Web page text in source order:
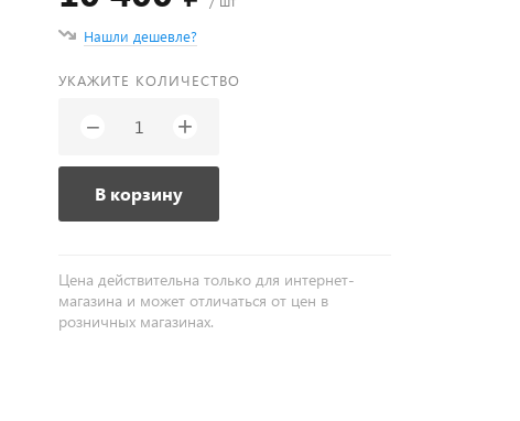
Нашли дешевле?
УКАЖИТЕ КОЛИЧЕСТВО
− +
В корзину
Цена действительна только для интернет-
магазина и может отличаться от цен в
розничных магазинах.